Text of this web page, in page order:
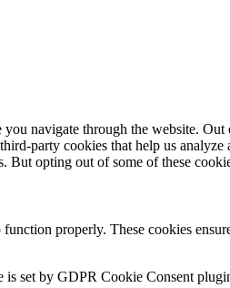
navigate through the website.
party cookies that help us
But opting out of some of these
properly. These cookies
is set by GDPR Cookie Consent